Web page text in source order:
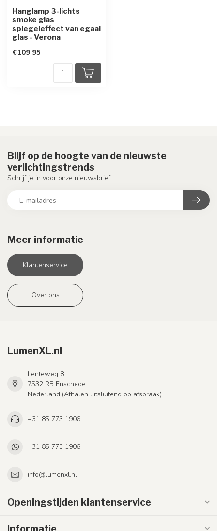
Hanglamp 3-lichts
smoke glas
spiegeleffect van egaal
glas - Verona
€109,95
Meer informatie
Klantenservice
Over ons
Blijf op de hoogte van de nieuwste
verlichtingstrends
Schrijf je in voor onze nieuwsbrief.
LumenXL.nl
Lenteweg 8
7532 RB Enschede
Nederland (Afhalen uitsluitend op afspraak)
+31 85 773 1906
+31 85 773 1906
info@lumenxl.nl
Openingstijden klantenservice
Informatie